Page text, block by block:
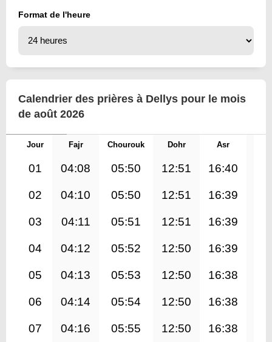
Format de l'heure
Calendrier des prières à Dellys pour le mois
de août 2026
Jour Fajr Chourouk Dohr Asr
01 04:08 05:50 12:51 16:40
02 04:10 05:50 12:51 16:39
03 04:11 05:51 12:51 16:39
04 04:12 05:52 12:50 16:39
05 04:13 05:53 12:50 16:38
06 04:14 05:54 12:50 16:38
07 04:16 05:55 12:50 16:38